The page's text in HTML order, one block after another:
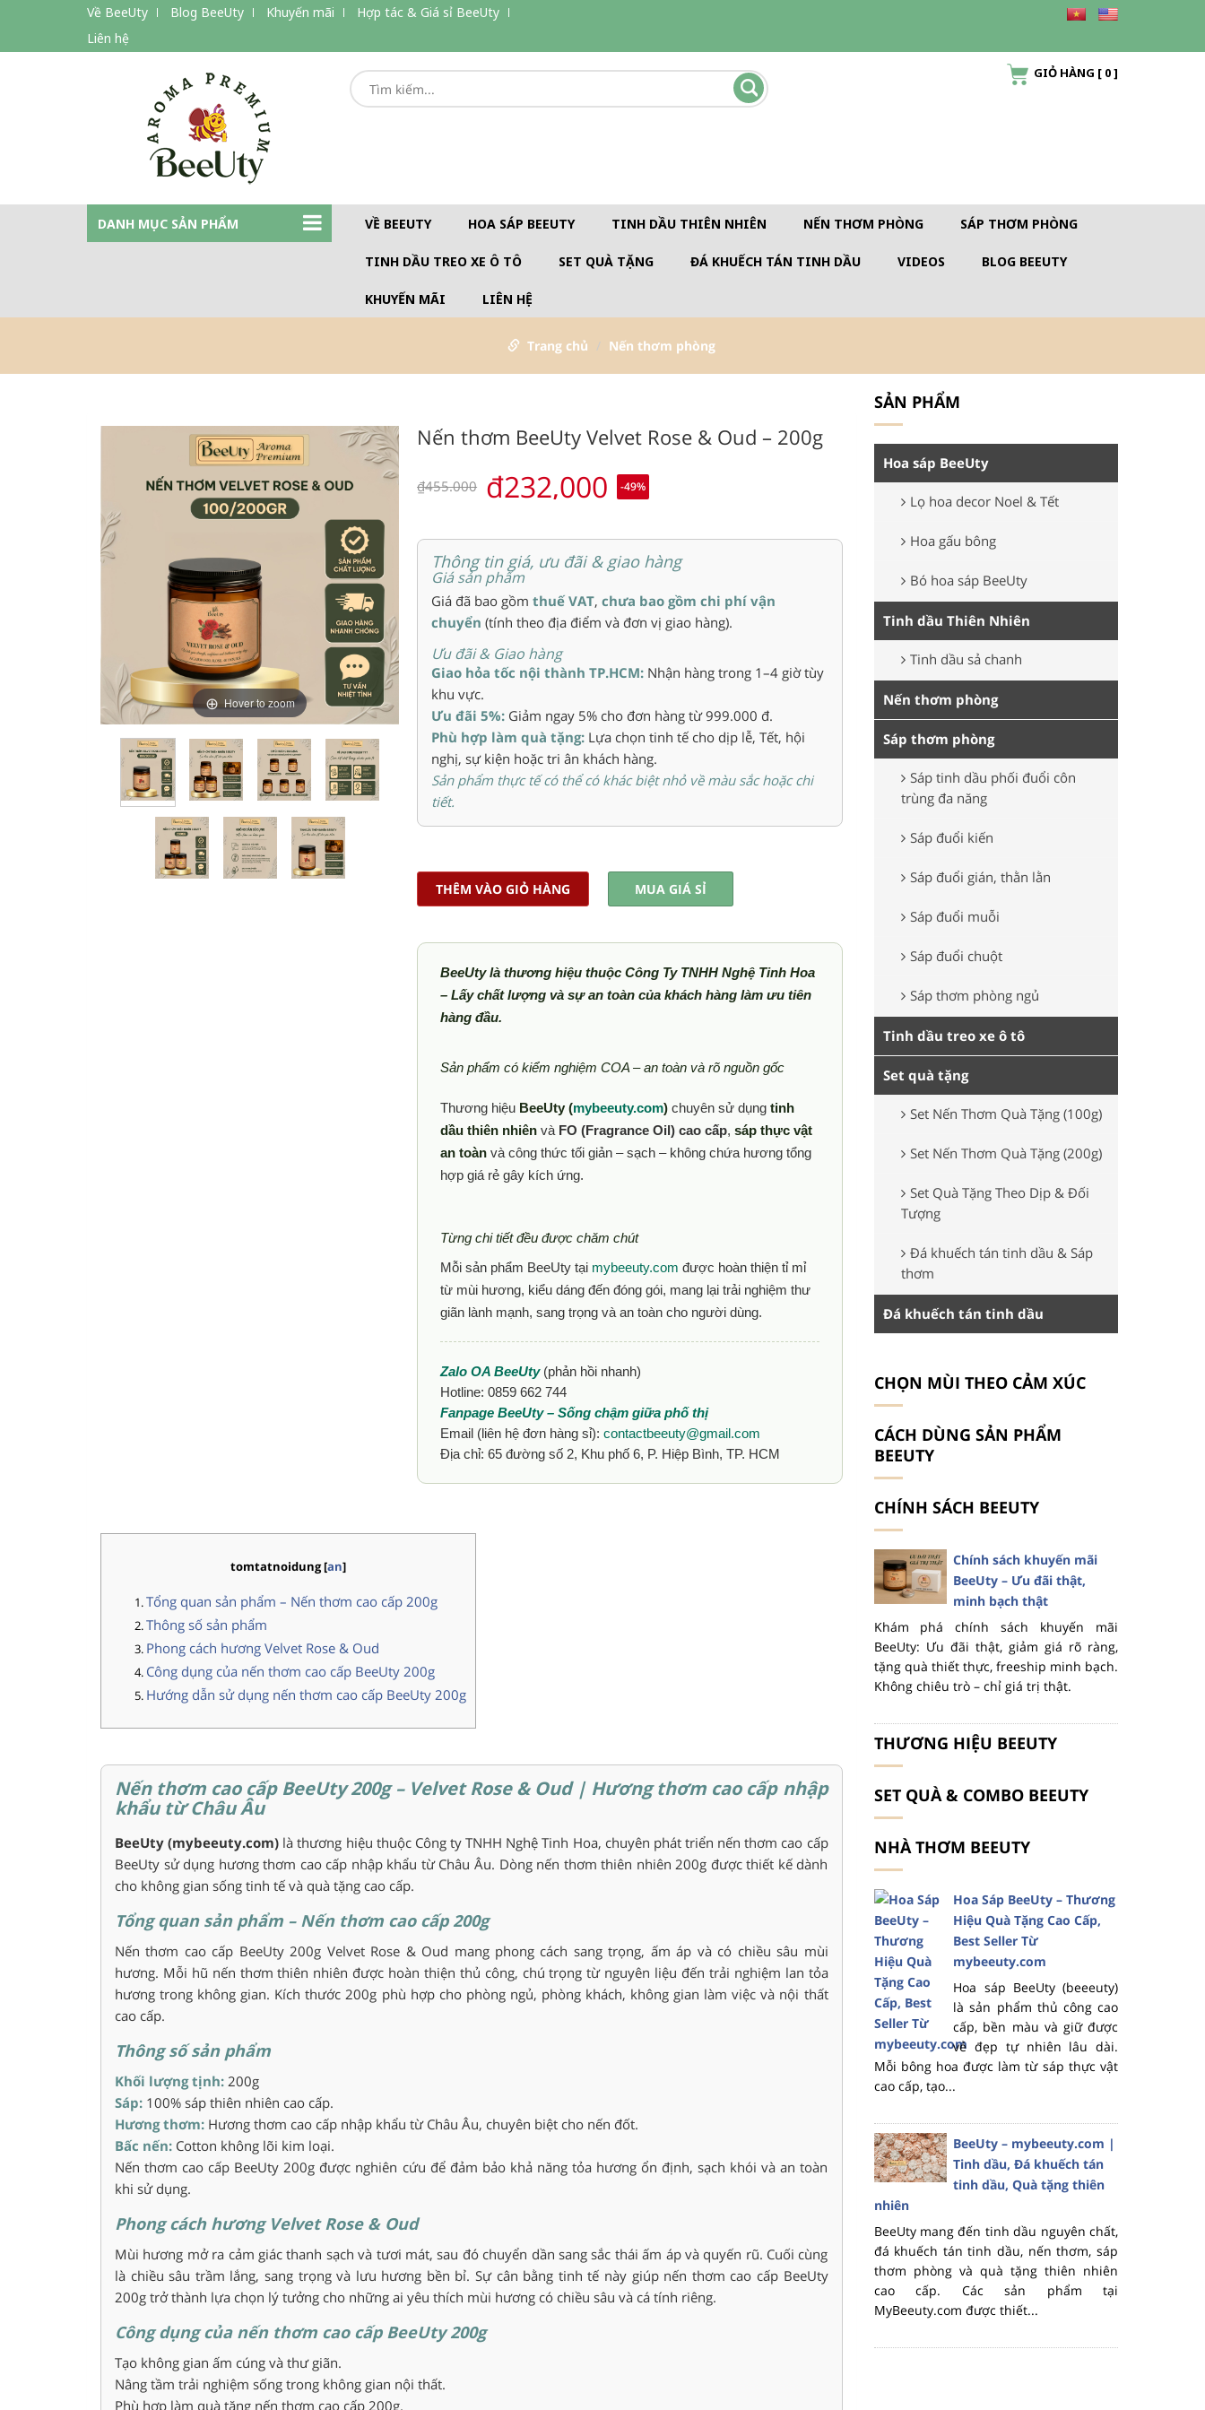
Về BeeUty Blog BeeUty Khuyến mãi
Hợp tác & Giá sỉ BeeUty
Liên hệ
GIỎ HÀNG [ 0]
DANH MỤC SẢN PHẨM VỀ BEEUTY HOA SÁP BEEUTY TINH DẦU THIÊN NHIÊN NẾN THƠM PHÒNG SÁP THƠM PHÒNG
TINH DẦU TREO XE Ô TÔ SET QUÀ TẶNG ĐÁ KHUẾCH TÁN TINH DẦU VIDEOS BLOG BEEUTY
KHUYẾN MÃI LIÊN HỆ
Trang chủ Nến thơm phòng
Hover to zoom
Nến thơm BeeUty Velvet Rose & Oud – 200g
₫455.000 ₫232,000 -49%
Thông tin giá, ưu đãi & giao hàng
Giá sản phẩm
Giá đã bao gồmthuế VAT,chưa bao gồm chi phí vận
chuyển (tính theo địa điểm và đơn vị giao hàng).
Ưu đãi & Giao hàng
Giao hỏa tốc nội thành TP.HCM: Nhận hàng trong 1–4 giờ tùy
khu vực.
Ưu đãi 5%: Giảm ngay 5% cho đơn hàng từ 999.000 đ.
Phù hợp làm quà tặng: Lựa chọn tinh tế cho dịp lễ, Tết, hội
nghị, sự kiện hoặc tri ân khách hàng.
Sản phẩm thực tế có thể có khác biệt nhỏ về màu sắc hoặc chi
tiết.
THÊM VÀO GIỎ HÀNG MUA GIÁ SỈ
BeeUty là thương hiệu thuộc Công Ty TNHH Nghệ Tinh Hoa
– Lấy chất lượng và sự an toàn của khách hàng làm ưu tiên
hàng đầu.
Sản phẩm có kiểm nghiệm COA – an toàn và rõ nguồn gốc
Thương hiệu BeeUty (mybeeuty.com) chuyên sử dụngtinh
dầu thiên nhiênvà FO (Fragrance Oil) cao cấp,sáp thực vật
an toàn và công thức tối giản – sạch – không chứa hương tổng
hợp giá rẻ gây kích ứng.
Từng chi tiết đều được chăm chút
Mỗi sản phẩm BeeUty tại mybeeuty.com được hoàn thiện tỉ mỉ
từ mùi hương, kiểu dáng đến đóng gói, mang lại trải nghiệm thư
giãn lành mạnh, sang trọng và an toàn cho người dùng.
Zalo OA BeeUty(phản hồi nhanh)
Hotline: 0859 662 744
Fanpage BeeUty – Sống chậm giữa phố thị
Email (liên hệ đơn hàng sỉ):contactbeeuty@gmail.com
Địa chỉ: 65 đường số 2, Khu phố 6, P. Hiệp Bình, TP. HCM
tomtatnoidung[an]
Tổng quan sản phẩm – Nến thơm cao cấp 200g
Thông số sản phẩm
Phong cách hương Velvet Rose & Oud
Công dụng của nến thơm cao cấp BeeUty 200g
Hướng dẫn sử dụng nến thơm cao cấp BeeUty 200g
Nến thơm cao cấp BeeUty 200g – Velvet Rose & Oud | Hương thơm cao cấp nhập
khẩu từ Châu Âu
BeeUty (mybeeuty.com) là thương hiệu thuộc Công ty TNHH Nghệ Tinh Hoa, chuyên phát triển nến thơm cao cấp
BeeUty sử dụng hương thơm cao cấp nhập khẩu từ Châu Âu. Dòng nến thơm thiên nhiên 200g được thiết kế dành
cho không gian sống tinh tế và quà tặng cao cấp.
Tổng quan sản phẩm – Nến thơm cao cấp 200g
Nến thơm cao cấp BeeUty 200g Velvet Rose & Oud mang phong cách sang trọng, ấm áp và có chiều sâu mùi
hương. Mỗi hũ nến thơm thiên nhiên được hoàn thiện thủ công, chú trọng từ nguyên liệu đến trải nghiệm lan tỏa
hương trong không gian. Kích thước 200g phù hợp cho phòng ngủ, phòng khách, không gian làm việc và nội thất
cao cấp.
Thông số sản phẩm
Khối lượng tịnh: 200g
Sáp: 100% sáp thiên nhiên cao cấp.
Hương thơm: Hương thơm cao cấp nhập khẩu từ Châu Âu, chuyên biệt cho nến đốt.
Bấc nến: Cotton không lõi kim loại.
Nến thơm cao cấp BeeUty 200g được nghiên cứu để đảm bảo khả năng tỏa hương ổn định, sạch khói và an toàn
khi sử dụng.
Phong cách hương Velvet Rose & Oud
Mùi hương mở ra cảm giác thanh sạch và tươi mát, sau đó chuyển dần sang sắc thái ấm áp và quyến rũ. Cuối cùng
là chiều sâu trầm lắng, sang trọng và lưu hương bền bỉ. Sự cân bằng tinh tế này giúp nến thơm cao cấp BeeUty
200g trở thành lựa chọn lý tưởng cho những ai yêu thích mùi hương có chiều sâu và cá tính riêng.
Công dụng của nến thơm cao cấp BeeUty 200g
Tạo không gian ấm cúng và thư giãn.
Nâng tầm trải nghiệm sống trong không gian nội thất.
Phù hợp làm quà tặng nến thơm cao cấp 200g.
SẢN PHẨM
Hoa sáp BeeUty
Lọ hoa decor Noel & Tết
Hoa gấu bông
Bó hoa sáp BeeUty
Tinh dầu Thiên Nhiên
Tinh dầu sả chanh
Nến thơm phòng
Sáp thơm phòng
Sáp tinh dầu phối đuổi côn
trùng đa năng
Sáp đuổi kiến
Sáp đuổi gián, thằn lằn
Sáp đuổi muỗi
Sáp đuổi chuột
Sáp thơm phòng ngủ
Tinh dầu treo xe ô tô
Set quà tặng
Set Nến Thơm Quà Tặng (100g)
Set Nến Thơm Quà Tặng (200g)
Set Quà Tặng Theo Dịp & Đối
Tượng
Đá khuếch tán tinh dầu & Sáp
thơm
Đá khuếch tán tinh dầu
CHỌN MÙI THEO CẢM XÚC
CÁCH DÙNG SẢN PHẨM
BEEUTY
CHÍNH SÁCH BEEUTY
Chính sách khuyến mãi
BeeUty – Ưu đãi thật,
minh bạch thật
Khám phá chính sách khuyến mãi
BeeUty: Ưu đãi thật, giảm giá rõ ràng,
tặng quà thiết thực, freeship minh bạch.
Không chiêu trò – chỉ giá trị thật.
THƯƠNG HIỆU BEEUTY
SET QUÀ & COMBO BEEUTY
NHÀ THƠM BEEUTY
Hoa Sáp BeeUty – Thương
Hiệu Quà Tặng Cao Cấp,
Best Seller Từ
mybeeuty.com
Hoa sáp BeeUty (beeeuty)
là sản phẩm thủ công cao
cấp, bền màu và giữ được
vẻ đẹp tự nhiên lâu dài.
Mỗi bông hoa được làm từ sáp thực vật
cao cấp, tạo...
BeeUty – mybeeuty.com |
Tinh dầu, Đá khuếch tán
tinh dầu, Quà tặng thiên
nhiên
BeeUty mang đến tinh dầu nguyên chất,
đá khuếch tán tinh dầu, nến thơm, sáp
thơm phòng và quà tặng thiên nhiên
cao cấp. Các sản phẩm tại
MyBeeuty.com được thiết...